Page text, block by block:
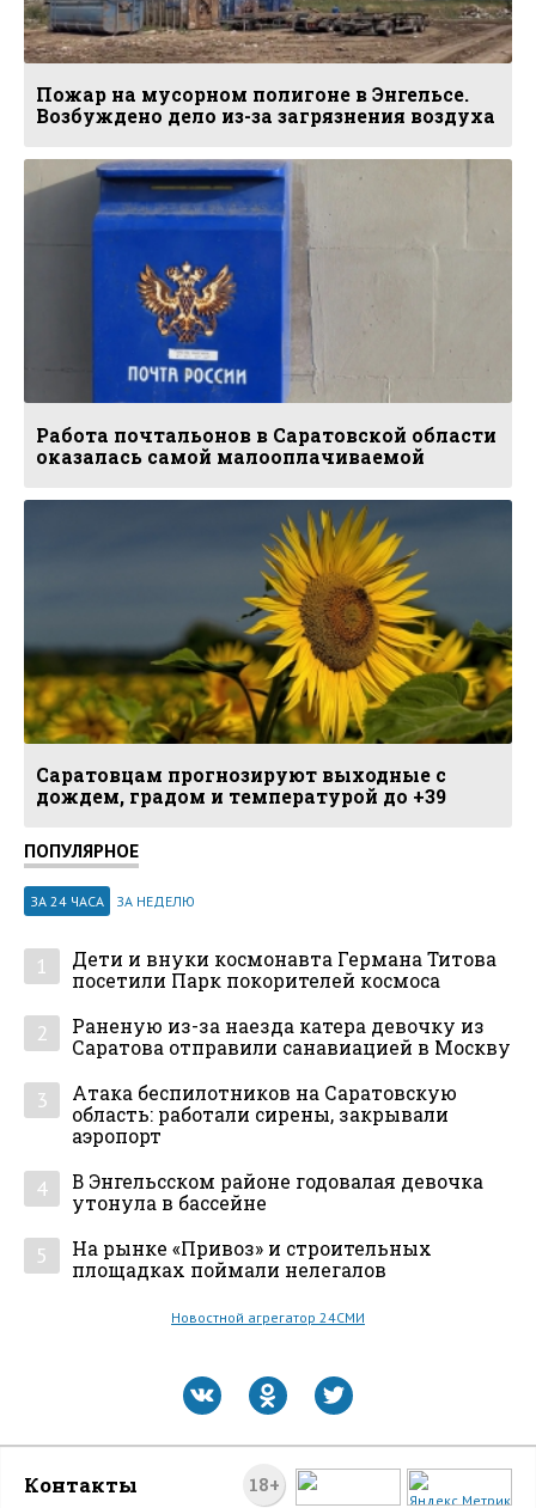
Пожар на мусорном полигоне в Энгельсе.
Возбуждено дело из-за загрязнения воздуха
Работа почтальонов в Саратовской области
оказалась самой малооплачиваемой
Саратовцам прогнозируют выходные с
дождем, градом и температурой до +39
ПОПУЛЯРНОЕ
ЗА 24 ЧАСА ЗА НЕДЕЛЮ
1
Дети и внуки космонавта Германа Титова
посетили Парк покорителей космоса
2
Раненую из-за наезда катера девочку из
Саратова отправили санавиацией в Москву
3
Атака беспилотников на Саратовскую
область: работали сирены, закрывали
аэропорт
4
В Энгельсском районе годовалая девочка
утонула в бассейне
5
На рынке «Привоз» и строительных
площадках поймали нелегалов
Новостной агрегатор 24СМИ
18+
Контакты